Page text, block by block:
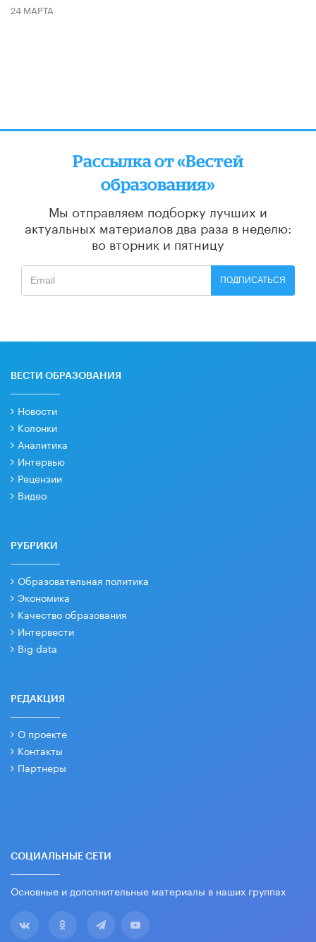
24 МАРТА
Рассылка от «Вестей
образования»
Мы отправляем подборку лучших и
актуальных материалов два раза в неделю:
во вторник и пятницу
ПОДПИСАТЬСЯ
ВЕСТИ ОБРАЗОВАНИЯ
Новости
Колонки
Аналитика
Интервью
Рецензии
Видео
РУБРИКИ
Образовательная политика
Экономика
Качество образования
Интервести
Big data
РЕДАКЦИЯ
О проекте
Контакты
Партнеры
СОЦИАЛЬНЫЕ СЕТИ
Основные и дополнительные материалы в наших группах